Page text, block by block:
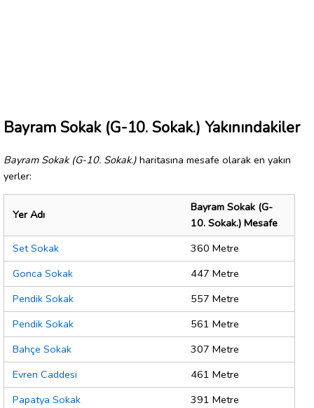
Bayram Sokak (G-10. Sokak.) Yakınındakiler
Bayram Sokak (G-10. Sokak.) haritasına mesafe olarak en yakın
yerler:
Yer Adı
Bayram Sokak (G-
10. Sokak.) Mesafe
Set Sokak
360 Metre
Gonca Sokak
447 Metre
Pendik Sokak
557 Metre
Pendik Sokak
561 Metre
Bahçe Sokak
307 Metre
Evren Caddesi
461 Metre
Papatya Sokak
391 Metre